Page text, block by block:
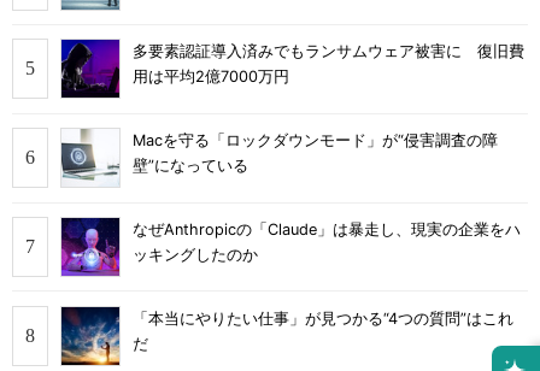
多要素認証導入済みでもランサムウェア被害に 復旧費
用は平均2億7000万円
Macを守る「ロックダウンモード」が“侵害調査の障
壁”になっている
なぜAnthropicの「Claude」は暴走し、現実の企業をハ
ッキングしたのか
「本当にやりたい仕事」が見つかる“4つの質問”はこれ
だ